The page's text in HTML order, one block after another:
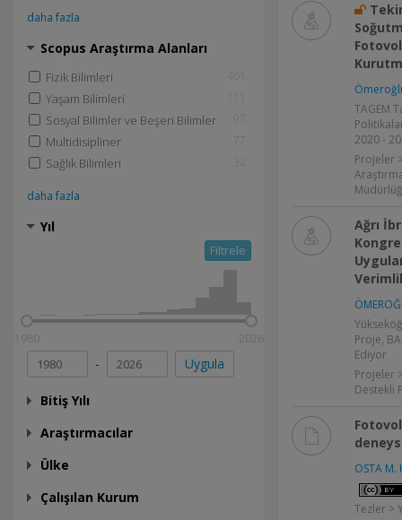
daha fazla
Scopus Araştırma Alanları
Fizik Bilimleri
Yaşam Bilimleri
Sosyal Bilimler ve Beşeri Bilimler
Multidisipliner
Sağlık Bilimleri
daha fazla
Yıl
Filtrele
1980 2026
- Uygula
Bitiş Yılı
Araştırmacılar
Ülke
Çalışılan Kurum
TAGEM
2020 -
Projeler
Ağrı
Proje,
Ediyor
Projeler
Destekli
OSTA M.
Tezler >